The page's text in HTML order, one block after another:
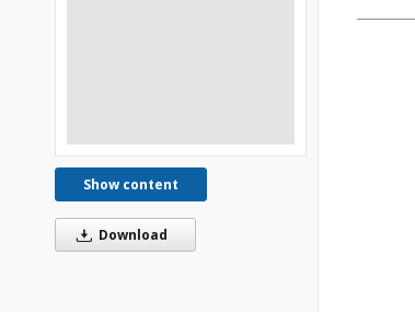
Show content
Download